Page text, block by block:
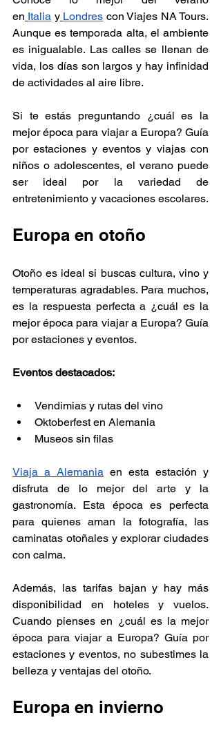
en Italia y Londres con Viajes NA Tours.
Aunque es temporada alta, el ambiente
es inigualable. Las calles se llenan de
vida, los días son largos y hay infinidad
de actividades al aire libre.
Si te estás preguntando ¿cuál es la
mejor época para viajar a Europa? Guía
por estaciones y eventos y viajas con
niños o adolescentes, el verano puede
ser ideal por la variedad de
entretenimiento y vacaciones escolares.
Europa en otoño
Otoño es ideal si buscas cultura, vino y
temperaturas agradables. Para muchos,
es la respuesta perfecta a ¿cuál es la
mejor época para viajar a Europa? Guía
por estaciones y eventos.
Eventos destacados:
Vendimias y rutas del vino
Oktoberfest en Alemania
Museos sin filas
Viaja a Alemania en esta estación y
disfruta de lo mejor del arte y la
gastronomía. Esta época es perfecta
para quienes aman la fotografía, las
caminatas otoñales y explorar ciudades
con calma.
Además, las tarifas bajan y hay más
disponibilidad en hoteles y vuelos.
Cuando pienses en ¿cuál es la mejor
época para viajar a Europa? Guía por
estaciones y eventos, no subestimes la
belleza y ventajas del otoño.
Europa en invierno